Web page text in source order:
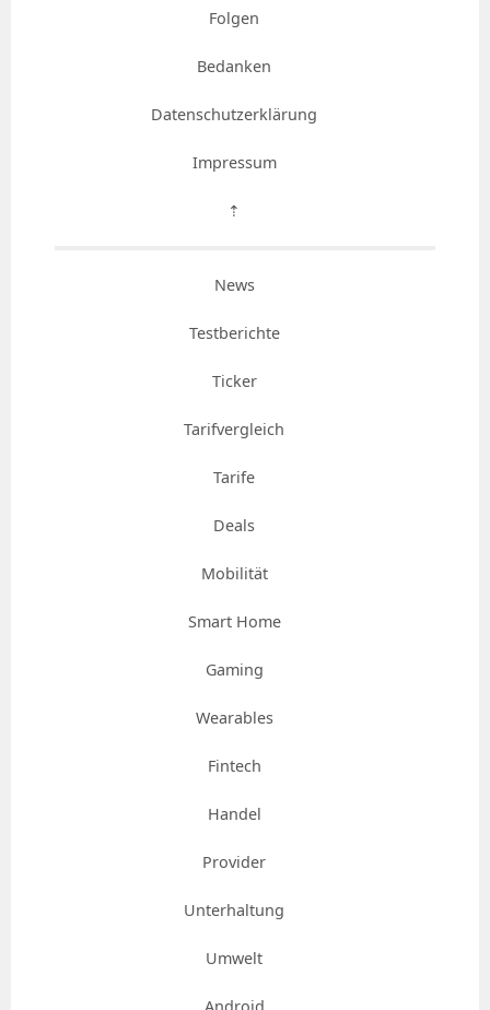
Folgen
Bedanken
Datenschutzerklärung
Impressum
⇡
News
Testberichte
Ticker
Tarifvergleich
Tarife
Deals
Mobilität
Smart Home
Gaming
Wearables
Fintech
Handel
Provider
Unterhaltung
Umwelt